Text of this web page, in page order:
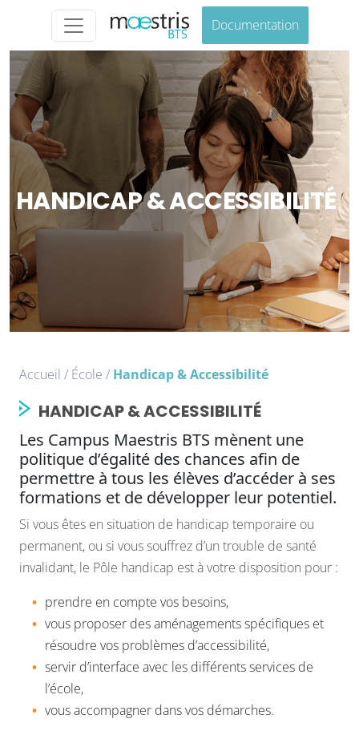
Documentation
HANDICAP & ACCESSIBILITÉ
Accueil / École / Handicap & Accessibilité
HANDICAP & ACCESSIBILITÉ
Les Campus Maestris BTS mènent une
politique d’égalité des chances afin de
permettre à tous les élèves d’accéder à ses
formations et de développer leur potentiel.
Si vous êtes en situation de handicap temporaire ou
permanent, ou si vous souffrez d’un trouble de santé
invalidant, le Pôle handicap est à votre disposition pour :
prendre en compte vos besoins,
vous proposer des aménagements spécifiques et
résoudre vos problèmes d’accessibilité,
servir d’interface avec les différents services de
l’école,
vous accompagner dans vos démarches.